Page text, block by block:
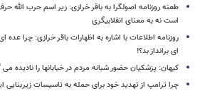
طعنه روزنامه اصولگرا به باقر خرازی: زیر اسم حرب الله
است نه به معنای انقلابیگری
روزنامه اطلاعات با اشاره به اظهارات باقر خرازی: چرا
ای برانداز بد؟!
کیهان: پزشکیان حضور شبانه مردم در خیابانها را نادیده می
چرا ترامپ از تهدید خود برای حمله به تاسیسات